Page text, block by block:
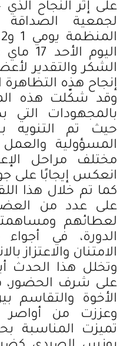
على إثر النجاح
لجمعية الصداقة
اليوم
الشكر والتقدير
إنجاح هذه التظاهرة
وقد شكّلت هذه
بالمجهودات التي
حيث تم التنويه
المسؤولية
مختلف مراحل
انعكس إيجابًا على
كما تم خلال هذا
على عدد من
لعطائهم
الدورة، في
الامتنان والاعتزاز
وتخلل هذا الحدث
على شرف الحضور،
الأخوة والتقاسم
وعززت من أواصر
تميزت المناسبة